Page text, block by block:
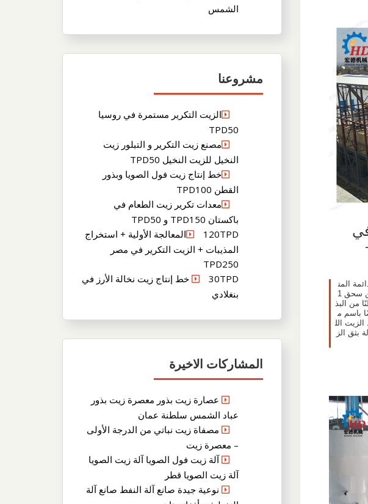
الشمس
مشروعنا
الزيت التكرير مستمرة في روسيا
TPD50
مصنع زيت التكرير و التبلور زيت
النخيل للزيت النخيل TPD50
خط إنتاج زيت فول الصويا وبذور
القطن TPD100
معدات تكرير زيت الطعام في
باكستان TPD150 و TPD50
120TPDالمعالجة الأولية + استخراج
المذيبات + الزيت التكرير في مصر
TPD250
30TPD خط إنتاج زيت نخالة الأرز في
بنغلادي
المشاركات الاخيرة
عصارة زيت بذور معصرة زيت بذور
عباد الشمس سلطنة عمان
مصفاة زيت نباتي من الدرجة الأولى
– معصرة زيت
آلة زيت فول الصويا آلة زيت الصويا
آلة زيت الصويا قطر
نوعية جيدة صانع آلة النفط صانع آلة
المت
وفرة على مستوى العالم. تتراوح قدرة آلاتنا من سحق 1
الزيتية في 24 ساعة إلى 140 طنًا من البذ
أيضًا باسم م
الل
بثق الز